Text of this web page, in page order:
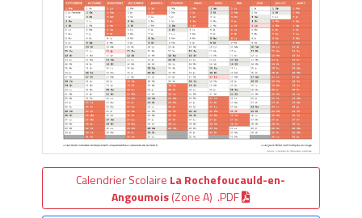
Calendrier Scolaire La Rochefoucauld-en-
Angoumois(Zone A) .PDF